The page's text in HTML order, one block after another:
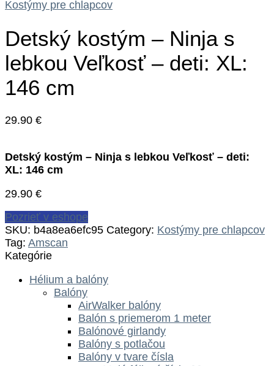
Kostýmy pre chlapcov
Detský kostým – Ninja s
lebkou Veľkosť – deti: XL:
146 cm
29.90 €
Detský kostým – Ninja s lebkou Veľkosť – deti:
XL: 146 cm
29.90 €
Pozrieť v eshope
SKU: b4a8ea6efc95 Category: Kostýmy pre chlapcov
Tag: Amscan
Kategórie
Hélium a balóny
Balóny
AirWalker balóny
Balón s priemerom 1 meter
Balónové girlandy
Balóny s potlačou
Balóny v tvare čísla